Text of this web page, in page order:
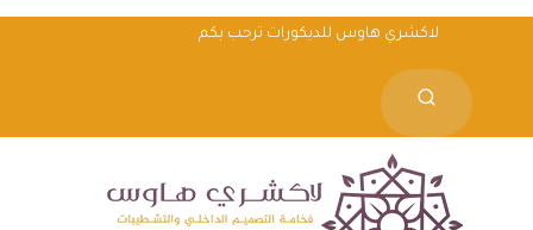
التجاوز
المحتوى
لاكشري هاوس للديكورات ترحب بكم